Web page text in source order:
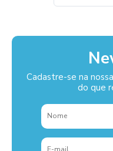
Cadastre-se na
do que